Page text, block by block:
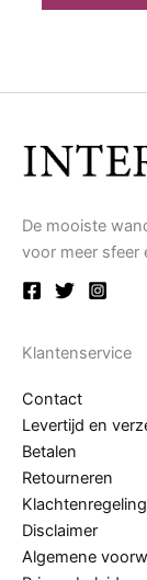
De mooiste
voor meer sfeer
Klantenservice
Contact
Levertijd en
Betalen
Retourneren
Klachtenregeling
Disclaimer
Algemene